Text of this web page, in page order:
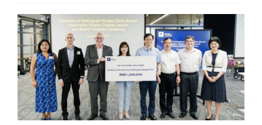
赵露思等明星青睐， 屡登国际顶级时装周，凭什么？）
她又又又有大动静啦！